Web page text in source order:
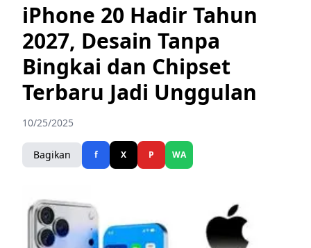
iPhone 20 Hadir Tahun
2027, Desain Tanpa
Bingkai dan Chipset
Terbaru Jadi Unggulan
10/25/2025
Bagikan f X P WA